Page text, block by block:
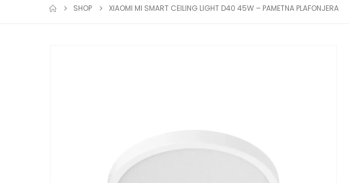
SHOP XIAOMI MI SMART CEILING LIGHT D40 45W – PAMETNA PLAFONJERA